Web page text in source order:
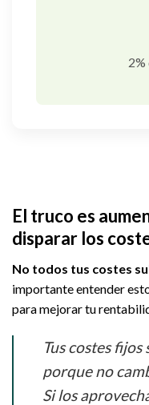
El truco es
disparar los
No todos tus costes
importante entender
para mejorar tu
Tus costes
porque no
Si los